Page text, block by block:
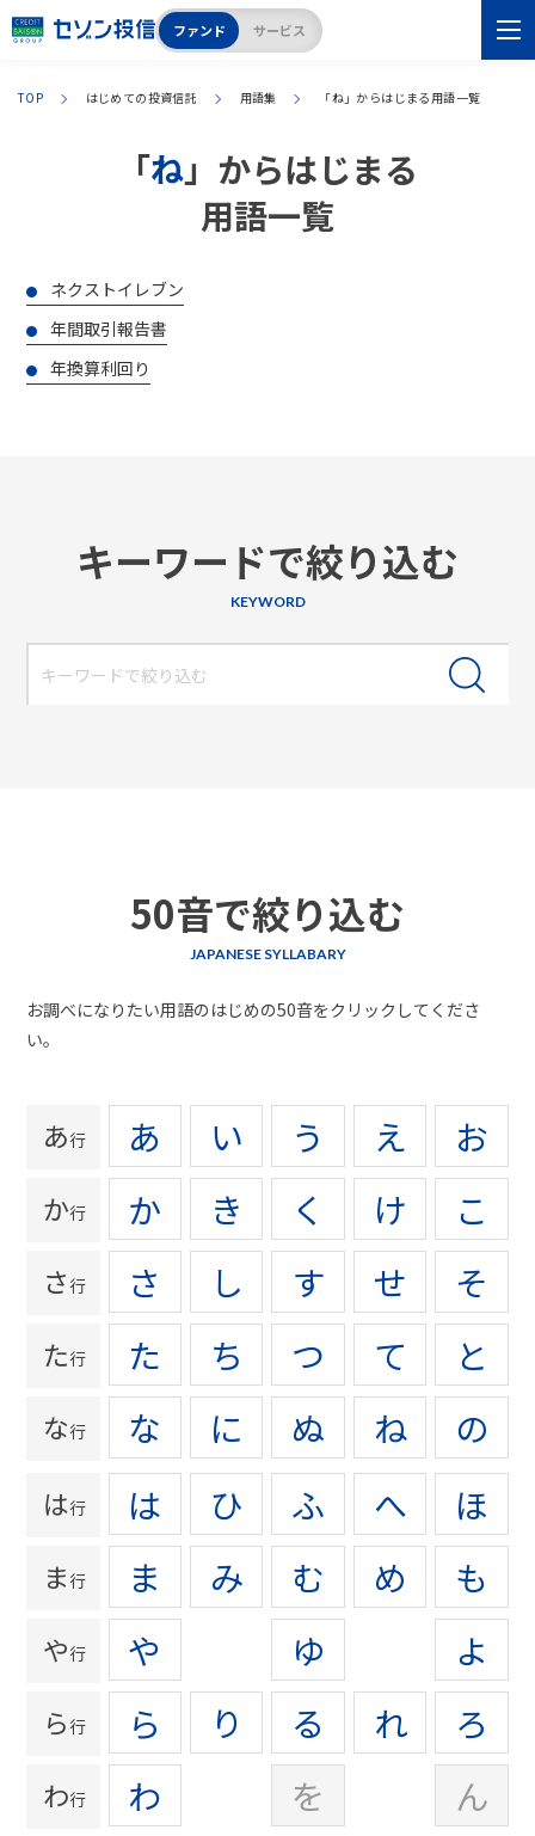
ファンド サービス
TOP はじめての投資信託 用語集 「ね 」からはじまる用語一覧
「ね」からはじまる
用語一覧
ネクストイレブン
年間取引報告書
年換算利回り
キーワードで絞り込む
KEYWORD
50音で絞り込む
JAPANESE SYLLABARY
お調べになりたい用語のはじめの50音をクリックしてくださ
い。
あ行 あ い う え お
か行 か き く け こ
さ行 さ し す せ そ
た行 た ち つ て と
な行 な に ぬ ね の
は行 は ひ ふ へ ほ
ま行 ま み む め も
や行 や ゆ よ
ら行 ら り る れ ろ
わ行 わ を ん